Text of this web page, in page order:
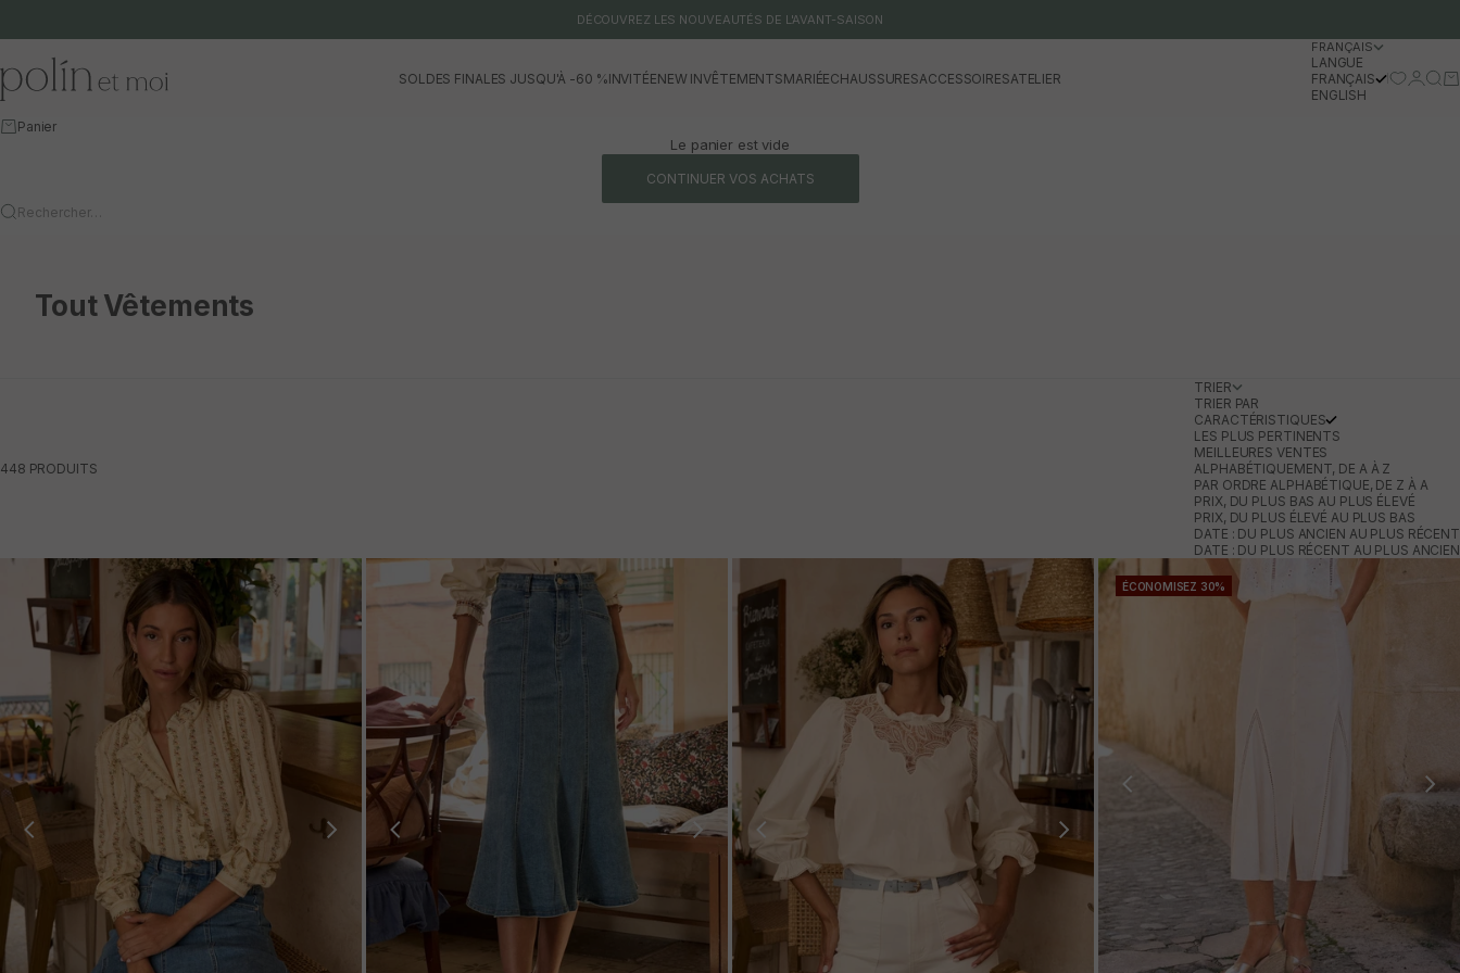
DÉCOUVREZ LES NOUVEAUTÉS DE L'AVANT-SAISON
Polín et moi
SOLDES FINALES JUSQU'À -60 %INVITÉENEW INVÊTEMENTSMARIÉECHAUSSURESACCESSOIRESATELIER
FRANÇAIS
LANGUE
FRANÇAIS
ENGLISH
Se
Panier
Le panier est vide
CONTINUER VOS ACHATS
Rechercher…
Tout Vêtements
448 PRODUITS
TRIER
TRIER PAR
CARACTÉRISTIQUES
LES PLUS PERTINENTS
MEILLEURES VENTES
ALPHABÉTIQUEMENT, DE A À Z
PAR ORDRE ALPHABÉTIQUE, DE Z À A
PRIX, DU PLUS BAS AU PLUS ÉLEVÉ
PRIX, DU PLUS ÉLEVÉ AU PLUS BAS
DATE : DU PLUS ANCIEN AU PLUS RÉCENT
DATE : DU PLUS RÉCENT AU PLUS ANCIEN
ÉCONOMISEZ 30%